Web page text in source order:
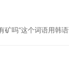
吗”这个词语用韩